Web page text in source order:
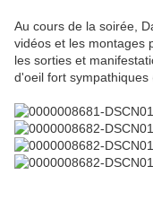
Au cours de la soirée,
vidéos et les montages
les sorties et
d'oeil fort sympathiques